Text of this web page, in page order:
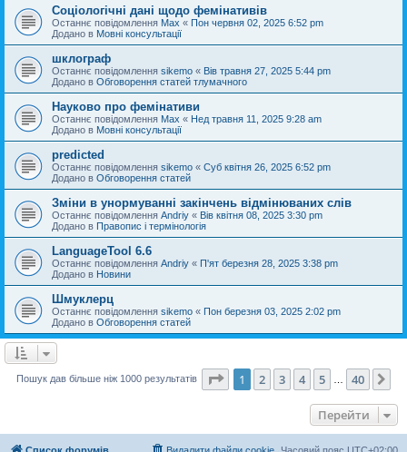
Соціологічні дані щодо фемінативів
Останнє повідомлення Max « Пон червня 02, 2025 6:52 pm
Додано в Мовні консультації
шклограф
Останнє повідомлення sikemo « Вів травня 27, 2025 5:44 pm
Додано в Обговорення статей тлумачного
Науково про фемінативи
Останнє повідомлення Max « Нед травня 11, 2025 9:28 am
Додано в Мовні консультації
predicted
Останнє повідомлення sikemo « Суб квітня 26, 2025 6:52 pm
Додано в Обговорення статей
Зміни в унормуванні закінчень відмінюваних слів
Останнє повідомлення Andriy « Вів квітня 08, 2025 3:30 pm
Додано в Правопис і термінологія
LanguageTool 6.6
Останнє повідомлення Andriy « П'ят березня 28, 2025 3:38 pm
Додано в Новини
Шмуклерц
Останнє повідомлення sikemo « Пон березня 03, 2025 2:02 pm
Додано в Обговорення статей
Пошук дав більше ніж 1000 результатів Сторінка 1 40
1 2 3 4 5 40
Перейти
Список форумів Часовий пояс UTC+02:00
Видалити файли cookie